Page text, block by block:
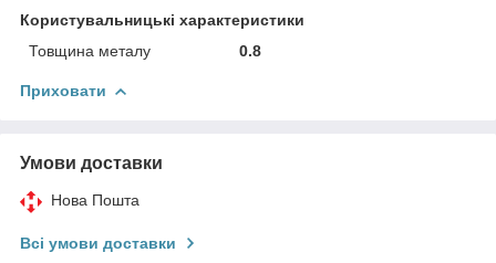
Користувальницькі характеристики
Товщина металу
0.8
Приховати
Умови доставки
Нова Пошта
Всі умови доставки